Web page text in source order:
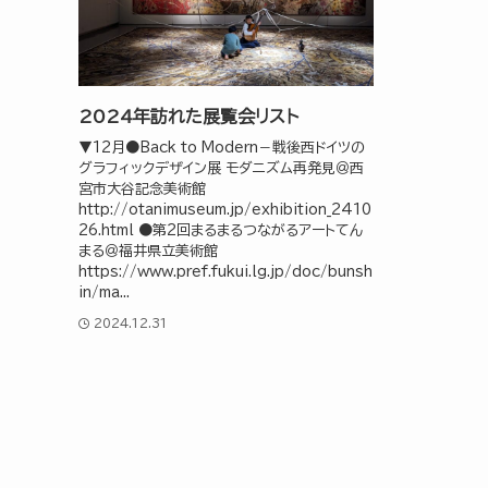
2024年訪れた展覧会リスト
▼12月●Back to Modern－戦後西ドイツの
グラフィックデザイン展 モダニズム再発見＠西
宮市大谷記念美術館
http://otanimuseum.jp/exhibition_2410
26.html ●第2回まるまるつながるアートてん
まる＠福井県立美術館
https://www.pref.fukui.lg.jp/doc/bunsh
in/ma...
2024.12.31